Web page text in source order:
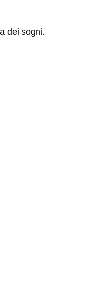
dei sogni.